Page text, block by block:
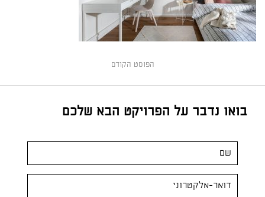
הפוסט הקודם
בואו נדבר על הפרויקט הבא שלכם